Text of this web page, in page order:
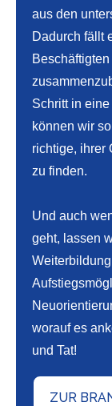
aus den
Dadurch fällt
Schritt in
können wir
richtige, ihrer
zu finden.
Und auch
geht, lassen
worauf es
und Tat!
ZUR